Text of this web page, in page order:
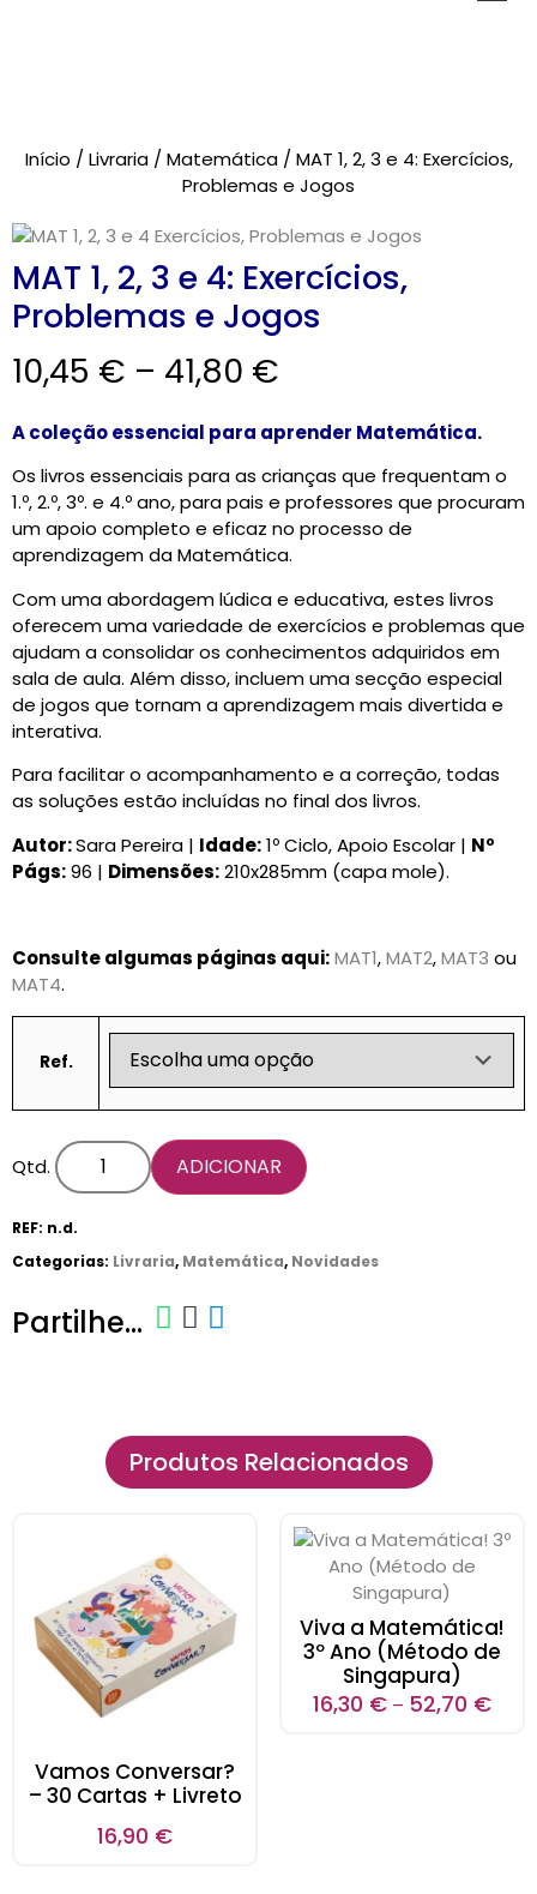
Brinquedos
Testes Psicológicos
Material de Intervenção
Livraria
Formação
Catálogos
CARRINHO
Início / Livraria/ Matemática/ MAT 1, 2, 3 e 4: Exercícios,
Problemas e Jogos
MAT 1, 2, 3 e 4: Exercícios,
Problemas e Jogos
10,45 € – 41,80 €
A coleção essencial para aprender Matemática.
Os livros essenciais para as crianças que frequentam o
1.º, 2.º, 3º. e 4.º ano, para pais e professores que procuram
um apoio completo e eficaz no processo de
aprendizagem da Matemática.
Com uma abordagem lúdica e educativa, estes livros
oferecem uma variedade de exercícios e problemas que
ajudam a consolidar os conhecimentos adquiridos em
sala de aula. Além disso, incluem uma secção especial
de jogos que tornam a aprendizagem mais divertida e
interativa.
Para facilitar o acompanhamento e a correção, todas
as soluções estão incluídas no final dos livros.
Autor:Sara Pereira | Idade:1º Ciclo, Apoio Escolar | Nº
Págs:96 | Dimensões:210x285mm (capa mole).
Consulte algumas páginas aqui:MAT1,MAT2,MAT3 ou
MAT4.
Ref.
Qtd. ADICIONAR
REF: n.d.
Categorias: Livraria, Matemática, Novidades
Partilhe...
Produtos Relacionados
Vamos Conversar?
– 30 Cartas + Livreto
16,90 €
Viva a Matemática!
3º Ano (Método de
Singapura)
16,30 € – 52,70 €